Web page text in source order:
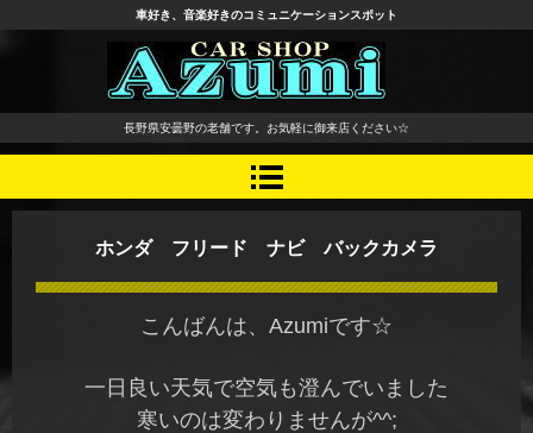
長野県 安曇野市 タイヤ ホ
イール デッドニング カーオ
ーディオ レカロシート
車好き、音楽好きのコミュニケーションスポット
長野県安曇野の老舗です。お気軽に御来店ください☆
ホンダ フリード ナビ バックカメラ
こんばんは、Azumiです☆
一日良い天気で空気も澄んでいました
寒いのは変わりませんが^^;